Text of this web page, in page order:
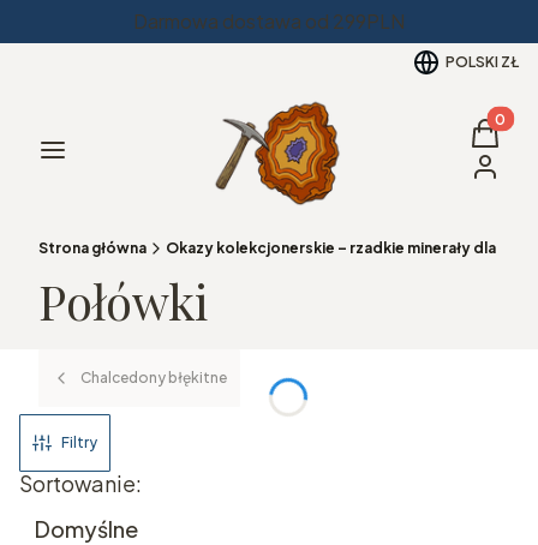
Darmowa dostawa od 299PLN
POLSKI ZŁ
Menu
Koszyk
Strona główna Okazy kolekcjonerskie – rzadkie minerały dla
Połówki
Chalcedony błękitne
Filtry
Lista produktów
Sortowanie:
Domyślne